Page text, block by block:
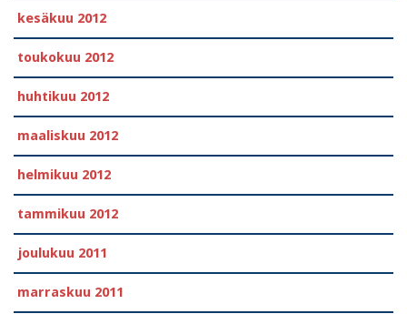
kesäkuu 2012
toukokuu 2012
huhtikuu 2012
maaliskuu 2012
helmikuu 2012
tammikuu 2012
joulukuu 2011
marraskuu 2011